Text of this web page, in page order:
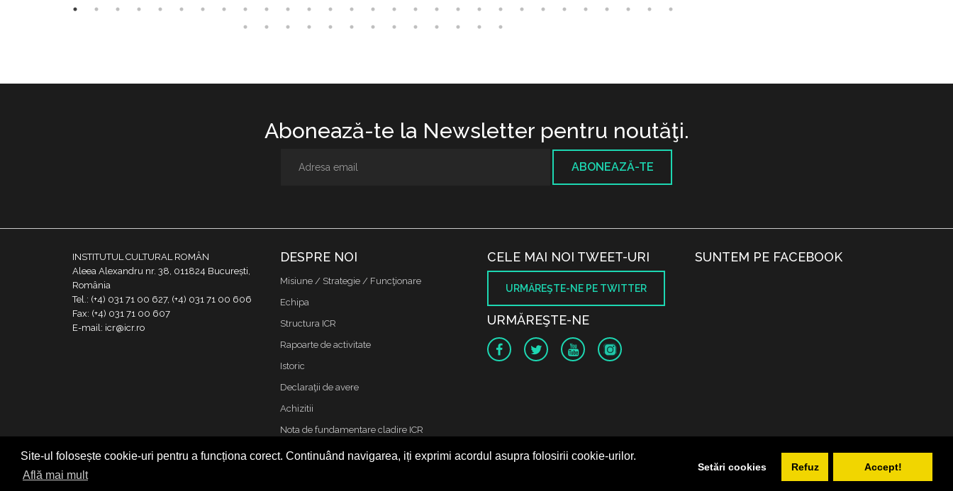
Site-ul folosește cookie-uri pentru a funcționa corect. Continuând navigarea, iți exprimi acordul asupra folosirii cookie-urilor.
Află mai mult
Setări cookies Refuz Accept!
Abonează-te la Newsletter pentru noutăţi.
ABONEAZĂ-TE
INSTITUTUL CULTURAL ROMÂN
Aleea Alexandru nr. 38, 011824 București,
România
Tel.: (+4) 031 71 00 627, (+4) 031 71 00 606
Fax: (+4) 031 71 00 607
E-mail: icr@icr.ro
DESPRE NOI
Misiune / Strategie / Funcţionare
Echipa
Structura ICR
Rapoarte de activitate
Istoric
Declaraţii de avere
Achizitii
Nota de fundamentare cladire ICR
Contact
CELE MAI NOI TWEET-URI
URMĂREŞTE-NE PE TWITTER
URMĂREŞTE-NE
SUNTEM PE FACEBOOK